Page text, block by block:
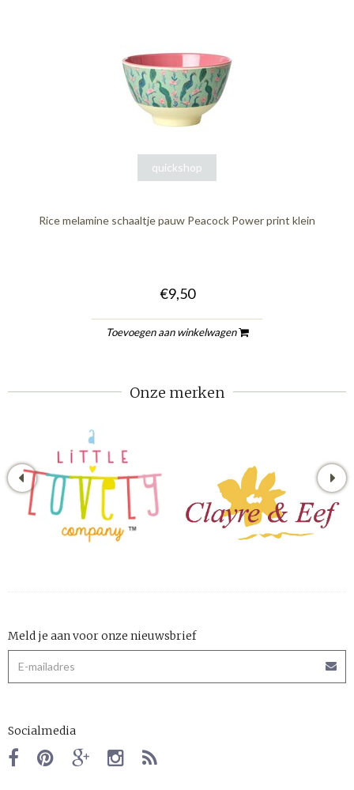
quickshop
Rice melamine schaaltje pauw Peacock Power print klein
€9,50
Toevoegen aan winkelwagen
Onze merken
Meld je aan voor onze nieuwsbrief
Socialmedia